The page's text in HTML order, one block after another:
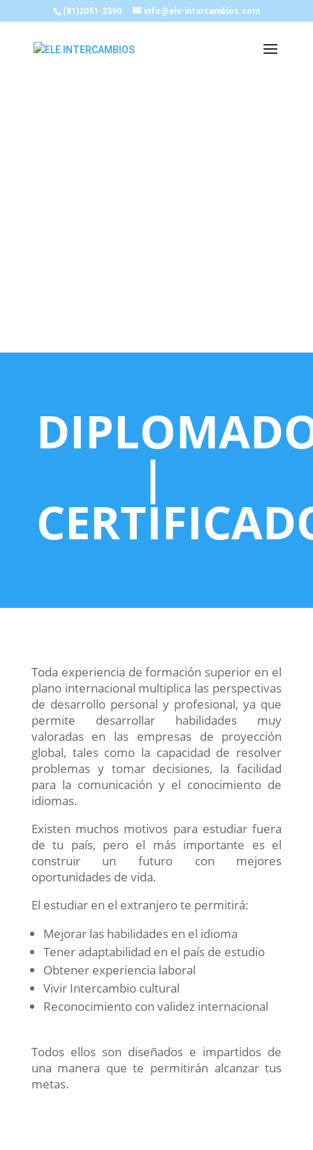
(81)2051-2390 info@ele-intercambios.com
|
Toda experiencia de formación superior en el
plano internacional multiplica las perspectivas
de desarrollo personal y profesional, ya que
permite desarrollar habilidades muy
valoradas en las empresas de proyección
global, tales como la capacidad de resolver
problemas y tomar decisiones, la facilidad
para la comunicación y el conocimiento de
idiomas.
Existen muchos motivos para estudiar fuera
de tu país, pero el más importante es el
construir un futuro con mejores
oportunidades de vida.
El estudiar en el extranjero te permitirá:
Mejorar las habilidades en el idioma
Tener adaptabilidad en el país de estudio
Obtener experiencia laboral
Vivir Intercambio cultural
Reconocimiento con validez internacional
Todos ellos son diseñados e impartidos de
una manera que te permitirán alcanzar tus
metas.